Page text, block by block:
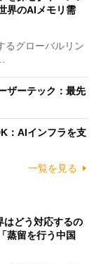
界のAIメモリ需
るグローバルリン
ザーテック：最先
：AIインフラを支
一覧を見る
どう対応するの
蒸留を行う中国